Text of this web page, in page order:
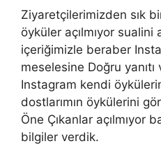
Ziyaretçilerimizden sık
öyküler açılmıyor sualini
içeriğimizle beraber
meselesine Doğru
Instagram kendi
dostlarımın öykülerini
Öne Çıkanlar açılmıyor
bilgiler verdik.